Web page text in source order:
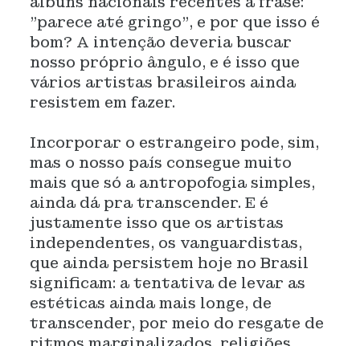
"parece até gringo", e por que isso é
bom? A intenção deveria buscar
nosso próprio ângulo, e é isso que
vários artistas brasileiros ainda
resistem em fazer.
Incorporar o estrangeiro pode, sim,
mas o nosso país consegue muito
mais que só a antropofogia simples,
ainda dá pra transcender. E é
justamente isso que os artistas
independentes, os vanguardistas,
que ainda persistem hoje no Brasil
significam: a tentativa de levar as
estéticas ainda mais longe, de
transcender, por meio do resgate de